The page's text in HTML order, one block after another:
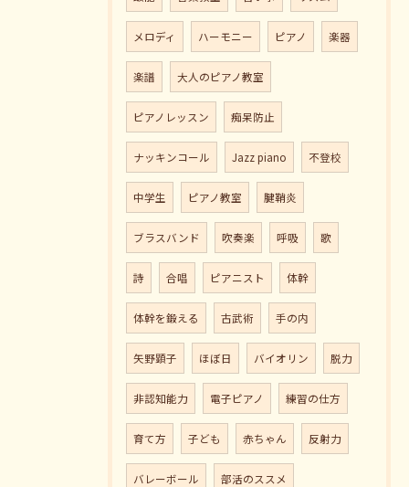
メロディ ハーモニー ピアノ 楽器
楽譜 大人のピアノ教室
ピアノレッスン 痴呆防止
ナッキンコール Jazz piano 不登校
中学生 ピアノ教室 腱鞘炎
ブラスバンド 吹奏楽 呼吸 歌
詩 合唱 ピアニスト 体幹
体幹を鍛える 古武術 手の内
矢野顕子 ほぼ日 バイオリン 脱力
非認知能力 電子ピアノ 練習の仕方
育て方 子ども 赤ちゃん 反射力
バレーボール 部活のススメ